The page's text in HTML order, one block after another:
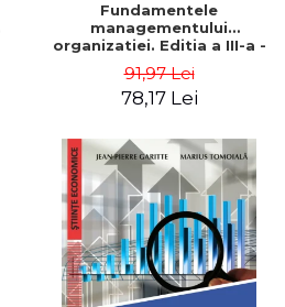
Fundamentele
managementului
organizatiei. Editia a III-a -
91,97 Lei
78,17 Lei